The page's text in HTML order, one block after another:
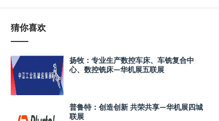
猜你喜欢
扬牧：专业生产数控车床、车铣复合中
心、数控铣床—华机展五联展
普鲁特：创造创新 共荣共享—华机展四城
联展